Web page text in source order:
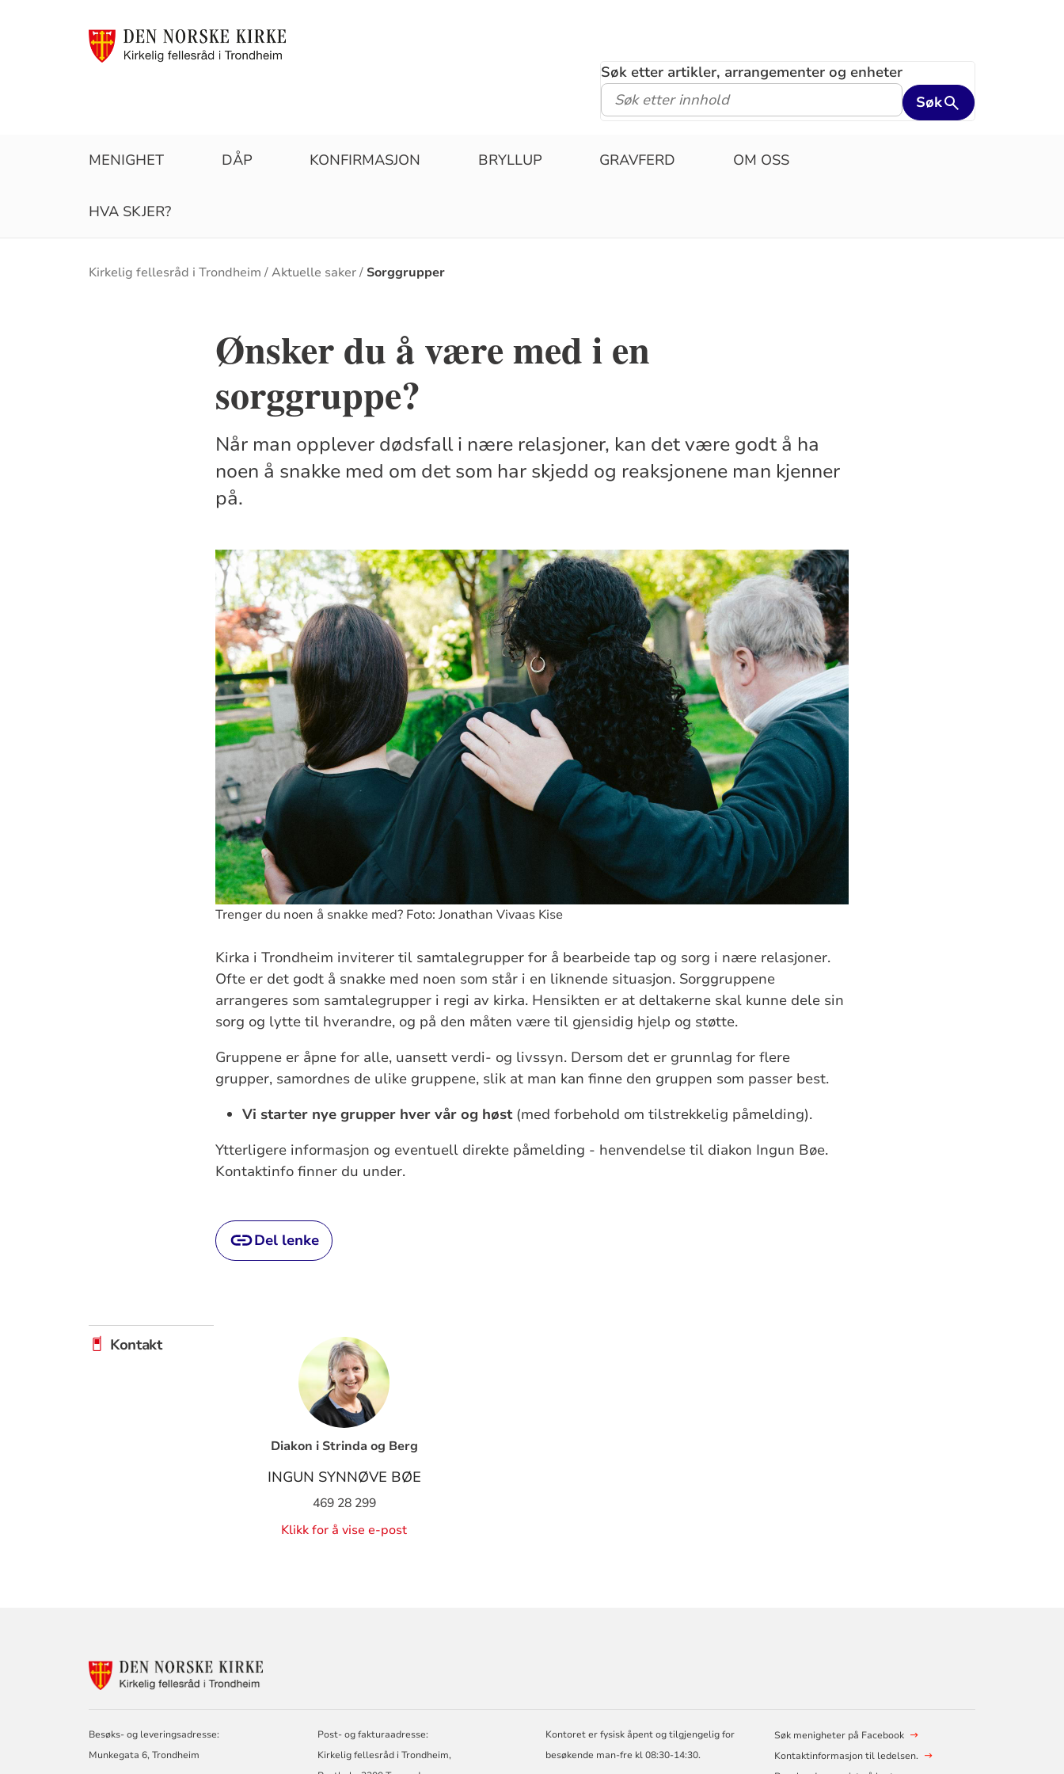
Søk etter artikler, arrangementer og enheter
Søk
MENIGHET DÅP KONFIRMASJON BRYLLUP GRAVFERD OM OSS
HVA SKJER?
Brødsmulesti
Kirkelig fellesråd i Trondheim Aktuelle saker Sorggrupper
Ønsker du å være med i en
sorggruppe?
Når man opplever dødsfall i nære relasjoner, kan det være godt å ha
noen å snakke med om det som har skjedd og reaksjonene man kjenner
på.
Trenger du noen å snakke med? Foto: Jonathan Vivaas Kise
Kirka i Trondheim inviterer til samtalegrupper for å bearbeide tap og sorg i nære relasjoner.
Ofte er det godt å snakke med noen som står i en liknende situasjon. Sorggruppene
arrangeres som samtalegrupper i regi av kirka. Hensikten er at deltakerne skal kunne dele sin
sorg og lytte til hverandre, og på den måten være til gjensidig hjelp og støtte.
Gruppene er åpne for alle, uansett verdi- og livssyn. Dersom det er grunnlag for flere
grupper, samordnes de ulike gruppene, slik at man kan finne den gruppen som passer best.
Vi starter nye grupper hver vår og høst (med forbehold om tilstrekkelig påmelding).
Ytterligere informasjon og eventuell direkte påmelding - henvendelse til diakon Ingun Bøe.
Kontaktinfo finner du under.
Del lenke
Kontakt
Diakon i Strinda og Berg
INGUN SYNNØVE BØE
469 28 299
Klikk for å vise e-post
KONTAKTINFORMASJON
TRONDHEIM
Besøks- og leveringsadresse:
Munkegata 6, Trondheim
Post- og fakturaadresse:
Kirkelig fellesråd i Trondheim,
Kontoret er fysisk åpent og tilgjengelig for
besøkende man-fre kl 08:30-14:30.
Søk menigheter på Facebook
Kontaktinformasjon til ledelsen.